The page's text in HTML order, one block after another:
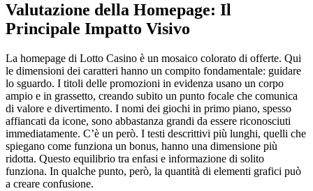
Valutazione della Homepage: Il
Principale Impatto Visivo
La homepage di Lotto Casino è un mosaico colorato di offerte. Qui
le dimensioni dei caratteri hanno un compito fondamentale: guidare
lo sguardo. I titoli delle promozioni in evidenza usano un corpo
ampio e in grassetto, creando subito un punto focale che comunica
di valore e divertimento. I nomi dei giochi in primo piano, spesso
affiancati da icone, sono abbastanza grandi da essere riconosciuti
immediatamente. C’è un però. I testi descrittivi più lunghi, quelli che
spiegano come funziona un bonus, hanno una dimensione più
ridotta. Questo equilibrio tra enfasi e informazione di solito
funziona. In qualche punto, però, la quantità di elementi grafici può
a creare confusione.